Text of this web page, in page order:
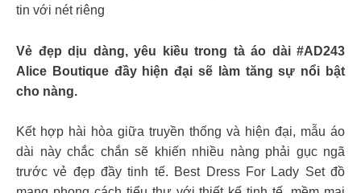
tin với nét riêng
Vẻ đẹp dịu dàng, yêu kiều trong tà áo dài #AD243
Alice Boutique đầy hiện đại sẽ làm tăng sự nổi bật
cho nàng.
Kết hợp hài hòa giữa truyền thống và hiện đại, mẫu áo
dài này chắc chắn sẽ khiến nhiều nàng phải gục ngã
trước vẻ đẹp đầy tinh tế. Best Dress For Lady Set đồ